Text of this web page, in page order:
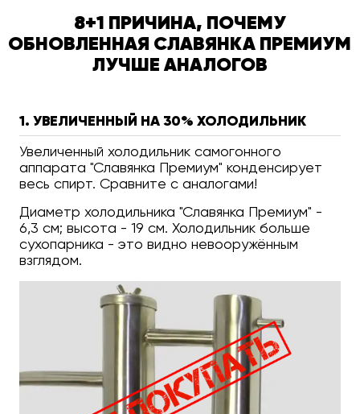
8+1 ПРИЧИНА, ПОЧЕМУ
ОБНОВЛЕННАЯ СЛАВЯНКА ПРЕМИУМ
ЛУЧШЕ АНАЛОГОВ
1. УВЕЛИЧЕННЫЙ НА 30% ХОЛОДИЛЬНИК
Увеличенный холодильник самогонного
аппарата "Славянка Премиум" конденсирует
весь спирт. Сравните с аналогами!
Диаметр холодильника "Славянка Премиум" -
6,3 см; высота - 19 см. Холодильник больше
сухопарника - это видно невооружённым
взглядом.